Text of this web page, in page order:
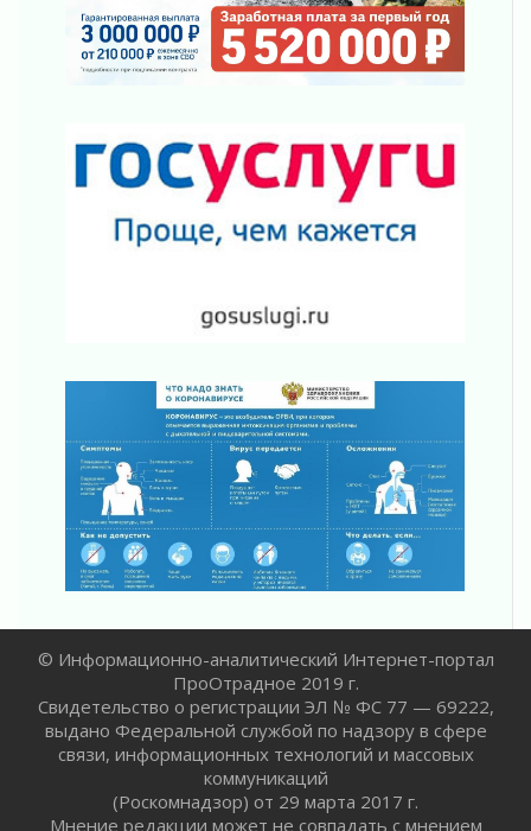
Готовность №1
02 августа 2026
Километровые столбы «Дороги жизни»
Ленобласть внедрила передовую подготовку
операторов БПЛА
В Ивангороде появилась «Избушка-
воробушка»
Юхла, мука, кантеле и Водяной
В Ленобласти открылась экспозиция к 150-
летию Билибина
01 августа 2026
Лето без гаджетов
01 августа 2026
Болезнь девственниц и вампиров
01 августа 2026
Безмолвный крик о помощи
В музей всей семьёй
01 августа 2026
Без заявлений и очередей
01 августа 2026
Не женское это дело...уверены?
01 августа 2026
© Информационно-аналитический Интернет-портал
ПроОтрадное 2019 г.
Свидетельство о регистрации ЭЛ № ФС 77 — 69222,
выдано Федеральной службой по надзору в сфере
связи, информационных технологий и массовых
коммуникаций
(Роскомнадзор) от 29 марта 2017 г.
Мнение редакции может не совпадать с мнением